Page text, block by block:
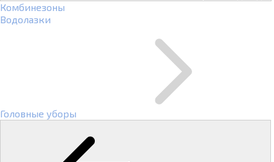
Комбинезоны
Водолазки
Головные уборы